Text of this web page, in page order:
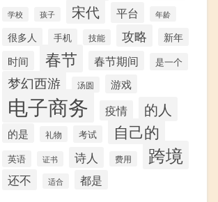
学校 孩子 宋代 平台 年龄
很多人 手机 技能 攻略 新年
时间 春节 春节期间 是一个
梦幻西游 汤圆 游戏
电子商务 疫情 的人
的是 礼物 考试 自己的
英语 证书 诗人 费用 跨境
还不 适合 都是